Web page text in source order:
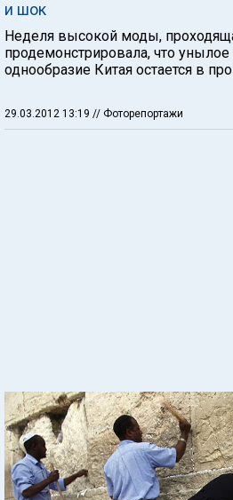
и шок
Неделя высокой моды,
продемонстрировала, что
однообразие Китая остается в
29.03.2012 13:19 // Фоторепортажи